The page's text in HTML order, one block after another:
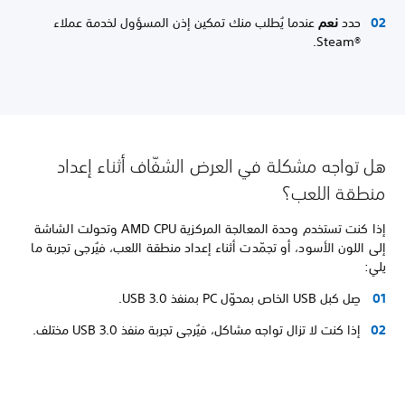
حددنعمعندما يُطلب منك تمكين إذن المسؤول لخدمة عملاء
Steam®‎.
هل تواجه مشكلة في العرض الشفّاف أثناء إعداد
منطقة اللعب؟
إذا كنت تستخدم وحدة المعالجة المركزية AMD CPU وتحولت الشاشة
إلى اللون الأسود، أو تجمّدت أثناء إعداد منطقة اللعب، فيُرجى تجربة ما
يلي:
صِل كبل USB الخاص بمحوّل PC بمنفذ USB 3.0.
إذا كنت لا تزال تواجه مشاكل، فيُرجى تجربة منفذ USB 3.0 مختلف.